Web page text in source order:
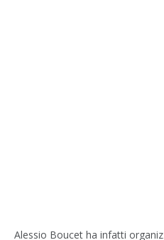
Alessio Boucet ha infatti